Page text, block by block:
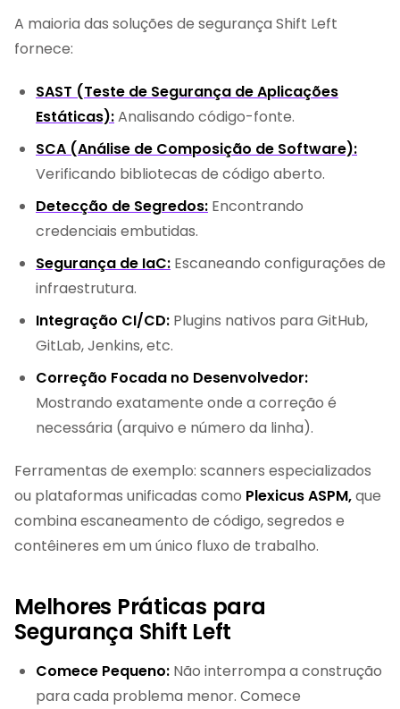
A maioria das soluções de segurança Shift Left
fornece:
SAST (Teste de Segurança de Aplicações
Estáticas):Analisando código-fonte.
SCA (Análise de Composição de Software):
Verificando bibliotecas de código aberto.
Detecção de Segredos: Encontrando
credenciais embutidas.
Segurança de IaC: Escaneando configurações de
infraestrutura.
Integração CI/CD: Plugins nativos para GitHub,
GitLab, Jenkins, etc.
Correção Focada no Desenvolvedor:
Mostrando exatamente onde a correção é
necessária (arquivo e número da linha).
Ferramentas de exemplo: scanners especializados
ou plataformas unificadas como Plexicus ASPM,que
combina escaneamento de código, segredos e
contêineres em um único fluxo de trabalho.
Melhores Práticas para
Segurança Shift Left
Comece Pequeno: Não interrompa a construção
para cada problema menor. Comece